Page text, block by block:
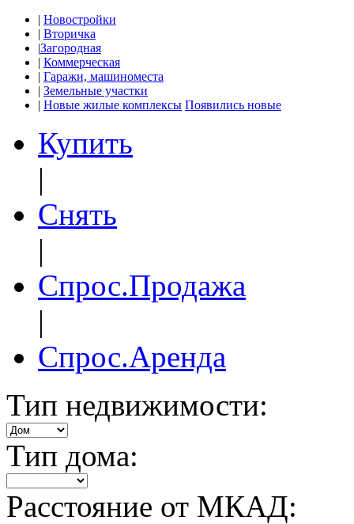
| Новостройки
| Вторичка
|Загородная
| Коммерческая
| Гаражи, машиноместа
| Земельные участки
| Новые жилые комплексы Появились новые
Купить
|
Снять
|
Спрос.Продажа
|
Спрос.Аренда
Тип недвижимости:
Тип дома:
Расстояние от МКАД: